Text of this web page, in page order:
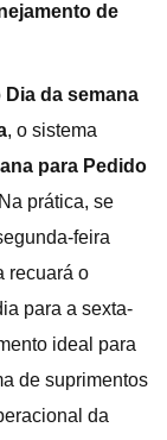
de
Dia da semana
, o sistema
para Pedido
prática, se
feira
recuará o
para a sexta-
ideal para
de suprimentos
da